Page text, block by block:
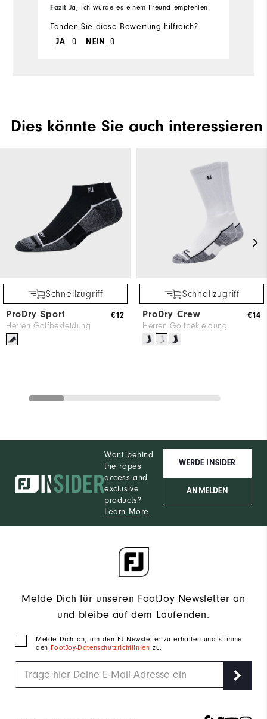
Fazit Ja, ich würde es einem Freund empfehlen
Fanden Sie diese Bewertung hilfreich?
JA 0 NEIN 0
Dies könnte Sie auch interessieren
Schnellzugriff
ProDry Sport
Herren Golfbekleidung
€12
Schnellzugriff
ProDry Crew
Herren Golfbekleidung
€14
Want behind
the ropes
access and
exclusive
products?
Learn More
WERDE INSIDER
ANMELDEN
Melde Dich für unseren FootJoy Newsletter an
und bleibe auf dem Laufenden.
Melde Dich an, um den FJ Newsletter zu erhalten und stimme
den FootJoy-Datenschutzrichtlinienzu.